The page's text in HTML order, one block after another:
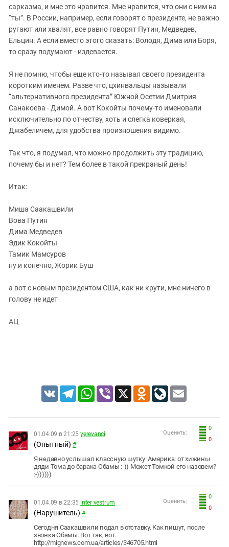
ЗАСТАВЛЯЕТ
КАВКАЗ ЗА ПАЛЕСТИНУ
ИНАКОМЫСЛИЕ В ЧЕЧНЕ
ПРЕСЛЕДОВАНИЕ АКТИВИСТОВ
МОБИЛИЗАЦИЯ И ПРОТЕСТЫ
Дагестан
Кабардино-Балкария
Калмыкия
Карачаево-Черкесия
Краснодарский край
Нагорный Карабах
Российская Федерация
Ростовская область
Северная Осетия - Алания
СКФО
Южный Кавказ
ЮФО
сарказма, и мне это нравится. Мне нравится, что они с ним на
“ты”. В России, например, если говорят о президенте, не важно
ругают или хвалят, все равно говорят Путин, Медведев,
Ельцин. А если вместо этого сказать: Володя, Дима или Боря,
то сразу подумают - издевается.
Я не помню, чтобы еще кто-то называл своего президента
коротким именем. Разве что, цхинвальцы называли
“альтернативного президента” Южной Осетии Дмитрия
Санакоева - Димой. А вот Кокойты почему-то именовали
исключительно по отчеству, хоть и слегка коверкая,
Джабеличем, для удобства произношения видимо.
Так что, я подумал, что можно продолжить эту традицию,
почему бы и нет? Тем более в такой прекраный день!
Итак:
Миша Саакашвили
Вова Путин
Дима Медведев
Эдик Кокойты
Тамик Мамсуров
ну и конечно, Жорик Буш
а вот с новым президентом США, как ни крути, мне ничего в
голову не идет
АЦ
VK TelegramWhatsApp
Viber X Odnoklassniki
LiveJournal
Email
0
0
Оценить:
01.04.09 в 21:25 yerevanci
(Опытный) #
Я недавно услышал классную шутку: Америка: от хижины
дяди Тома до барака Обамы :-)) Может Томкой его назовем?
:-))))))
0
0
Оценить:
01.04.09 в 22:35 inter vestrum
(Нарушитель) #
Сегодня Саакашвили подал в отставку. Как пишут, после
звонка Обамы. Вот так, вот.
http://mignews.com.ua/articles/346705.html